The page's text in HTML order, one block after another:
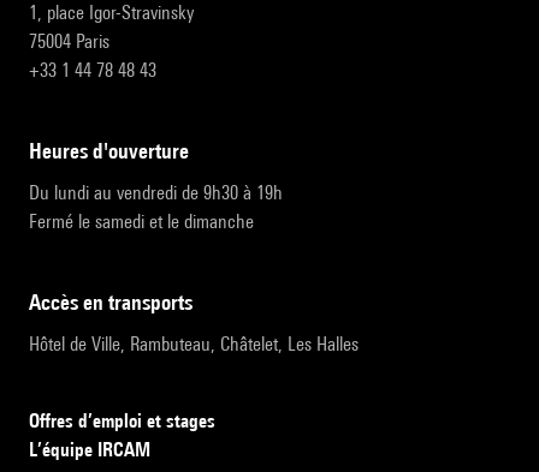
1, place Igor-Stravinsky
75004 Paris
+33 1 44 78 48 43
heures d'ouverture
Du lundi au vendredi de 9h30 à 19h
Fermé le samedi et le dimanche
accès en transports
Hôtel de Ville, Rambuteau, Châtelet, Les Halles
Offres d’emploi et stages
L’équipe IRCAM